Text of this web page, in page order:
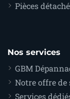
Pièces
Nos services
GBM
Notre offre de
Services